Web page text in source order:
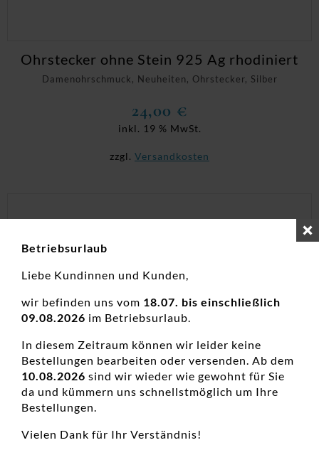
Damenohrschmuck, Neuheiten, Ohrstecker, Silber
Ohrstecker ohne Stein 925 Ag rhodiniert
24,00 €
inkl. 19 % MwSt.
zzgl. Versandkosten
Betriebsurlaub
Liebe Kundinnen und Kunden,
wir befinden uns vom 18.07. bis einschließlich
09.08.2026 im Betriebsurlaub.
In diesem Zeitraum können wir leider keine
Bestellungen bearbeiten oder versenden. Ab dem
10.08.2026 sind wir wieder wie gewohnt für Sie
da und kümmern uns schnellstmöglich um Ihre
Bestellungen.
Vielen Dank für Ihr Verständnis!